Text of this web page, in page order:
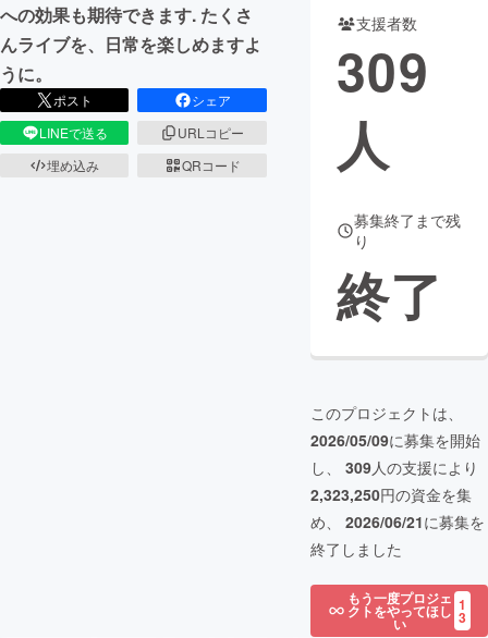
への効果も期待できます. たくさ
んライブを、日常を楽しめますよ
うに。
ポスト
シェア
LINEで送る
URLコピー
埋め込み
QRコード
支援者数
309
人
募集終了まで残
り
終了
このプロジェクトは、
2026/05/09に募集を開始
し、 309人の支援により
2,323,250円の資金を集
め、 2026/06/21に募集を
終了しました
もう一度プロジェ
クトをやってほし
い
1
3